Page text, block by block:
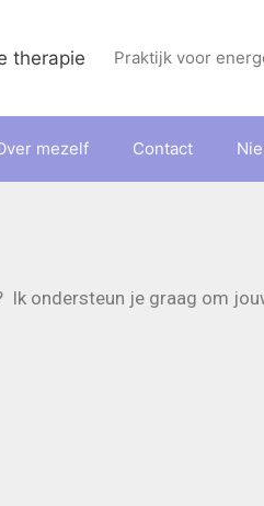
Praktijk voor
mezelf Contact
Ik ondersteun je graag om